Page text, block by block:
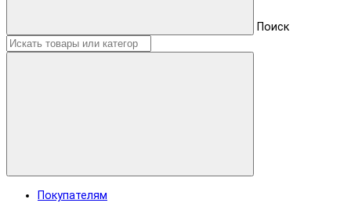
Поиск
Покупателям